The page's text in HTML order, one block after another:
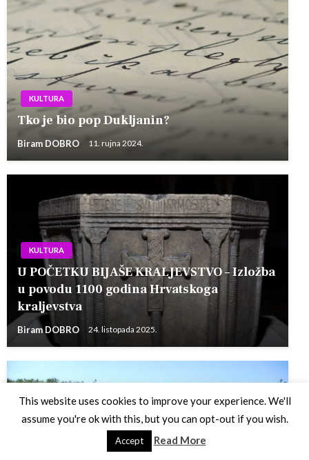
KULTURA
Tko je bio pop Dukljanin?
Biram DOBRO 11. rujna 2024.
KULTURA
U POČETKU BIJAŠE KRALJEVSTVO – Izložba
u povodu 1100 godina Hrvatskoga
kraljevstva
Biram DOBRO 24. listopada 2025.
This website uses cookies to improve your experience. We'll
assume you're ok with this, but you can opt-out if you wish.
Accept Read More